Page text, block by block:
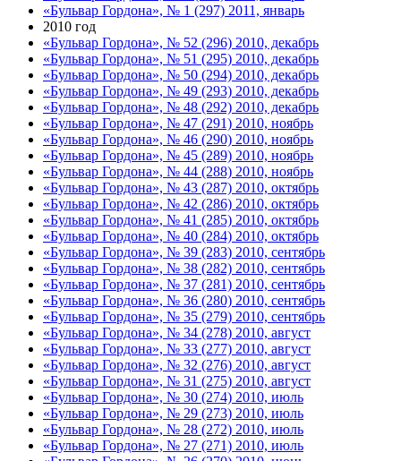
«Бульвар Гордона», № 1 (297) 2011, январь
2010 год
«Бульвар Гордона», № 52 (296) 2010, декабрь
«Бульвар Гордона», № 51 (295) 2010, декабрь
«Бульвар Гордона», № 50 (294) 2010, декабрь
«Бульвар Гордона», № 49 (293) 2010, декабрь
«Бульвар Гордона», № 48 (292) 2010, декабрь
«Бульвар Гордона», № 47 (291) 2010, ноябрь
«Бульвар Гордона», № 46 (290) 2010, ноябрь
«Бульвар Гордона», № 45 (289) 2010, ноябрь
«Бульвар Гордона», № 44 (288) 2010, ноябрь
«Бульвар Гордона», № 43 (287) 2010, октябрь
«Бульвар Гордона», № 42 (286) 2010, октябрь
«Бульвар Гордона», № 41 (285) 2010, октябрь
«Бульвар Гордона», № 40 (284) 2010, октябрь
«Бульвар Гордона», № 39 (283) 2010, сентябрь
«Бульвар Гордона», № 38 (282) 2010, сентябрь
«Бульвар Гордона», № 37 (281) 2010, сентябрь
«Бульвар Гордона», № 36 (280) 2010, сентябрь
«Бульвар Гордона», № 35 (279) 2010, сентябрь
«Бульвар Гордона», № 34 (278) 2010, август
«Бульвар Гордона», № 33 (277) 2010, август
«Бульвар Гордона», № 32 (276) 2010, август
«Бульвар Гордона», № 31 (275) 2010, август
«Бульвар Гордона», № 30 (274) 2010, июль
«Бульвар Гордона», № 29 (273) 2010, июль
«Бульвар Гордона», № 28 (272) 2010, июль
«Бульвар Гордона», № 27 (271) 2010, июль